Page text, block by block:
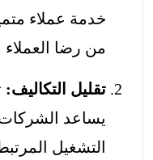
خدمة عملاء
من رضا العملاء
تقليل التكاليف:
يساعد
التشغيل